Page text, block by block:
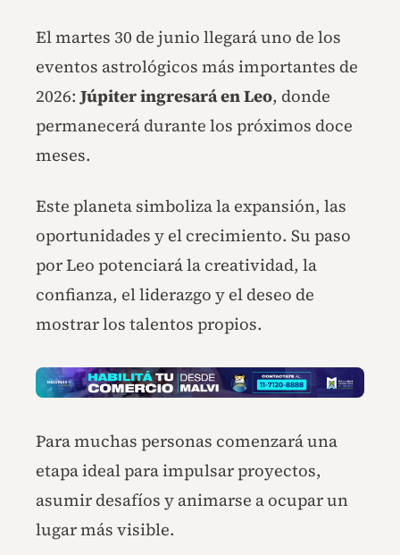
El martes 30 de junio llegará uno de los
eventos astrológicos más importantes de
2026: Júpiter ingresará en Leo, donde
permanecerá durante los próximos doce
meses.
Este planeta simboliza la expansión, las
oportunidades y el crecimiento. Su paso
por Leo potenciará la creatividad, la
confianza, el liderazgo y el deseo de
mostrar los talentos propios.
Para muchas personas comenzará una
etapa ideal para impulsar proyectos,
asumir desafíos y animarse a ocupar un
lugar más visible.